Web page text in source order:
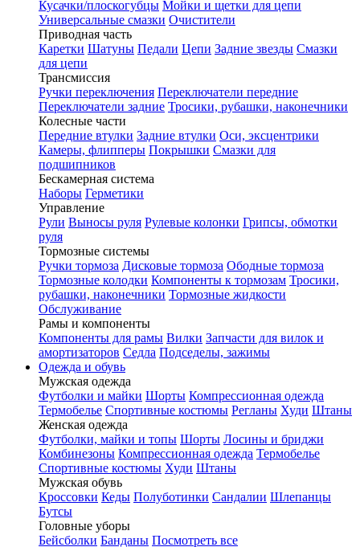
Кусачки/плоскогубцы Мойки и щетки для цепи
Универсальные смазки Очистители
Приводная часть
Каретки Шатуны Педали Цепи Задние звезды Смазки
для цепи
Трансмиссия
Ручки переключения Переключатели передние
Переключатели задние Тросики, рубашки, наконечники
Колесные части
Передние втулки Задние втулки Оси, эксцентрики
Камеры, флипперы Покрышки Смазки для
подшипников
Бескамерная система
Наборы Герметики
Управление
Рули Выносы руля Рулевые колонки Грипсы, обмотки
руля
Тормозные системы
Ручки тормоза Дисковые тормоза Ободные тормоза
Тормозные колодки Компоненты к тормозам Тросики,
рубашки, наконечники Тормозные жидкости
Обслуживание
Рамы и компоненты
Компоненты для рамы Вилки Запчасти для вилок и
амортизаторов Седла Подседелы, зажимы
Одежда и обувь
Мужская одежда
Футболки и майки Шорты Компрессионная одежда
Термобелье Спортивные костюмы Регланы Худи Штаны
Женская одежда
Футболки, майки и топы Шорты Лосины и бриджи
Комбинезоны Компрессионная одежда Термобелье
Спортивные костюмы Худи Штаны
Мужская обувь
Кроссовки Кеды Полуботинки Сандалии Шлепанцы
Бутсы
Головные уборы
Бейсболки Банданы Посмотреть все